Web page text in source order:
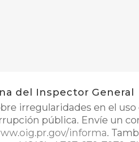
del Inspector General
irregularidades en el
pública. Envíe un
informa.